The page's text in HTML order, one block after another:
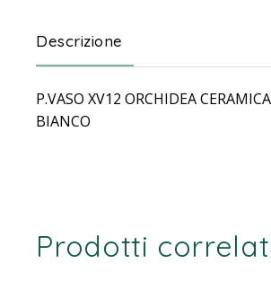
Descrizione
P.VASO XV12 ORCHIDEA
BIANCO
Prodotti